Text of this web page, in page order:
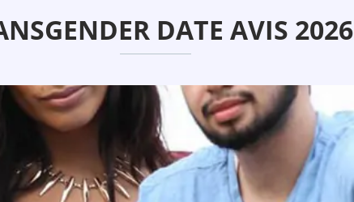
DATE AVIS 2026